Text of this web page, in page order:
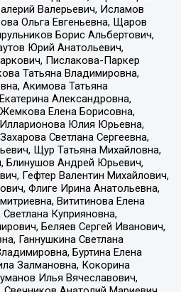
Валерьевич, Исламов
Ольга Евгеньевна, Щаров
Борис Альбертович,
Юрий Анатольевич,
Пислакова-Паркер
Татьяна Владимировна,
Акимова Татьяна
Александровна,
Елена Борисовна,
Юлия Юрьевна,
Светлана Сергеевна,
Щур Татьяна Михайловна,
Блинушов Андрей Юрьевич,
Гефтер Валентин Михайлович,
Флиге Ирина Анатольевна,
Вититинова Елена
Куприяновна,
Беляев Сергей Иванович,
Ганнушкина Светлана
Буртина Елена
Залмановна, Кокорина
Илья Вячеславович,